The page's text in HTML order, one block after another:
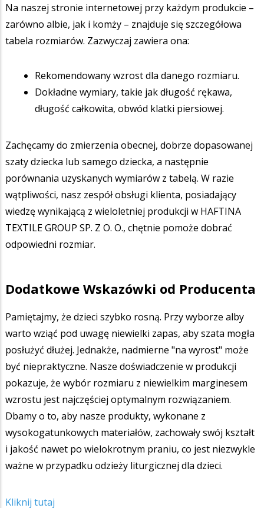
Na naszej stronie internetowej przy każdym produkcie –
zarówno albie, jak i komży – znajduje się szczegółowa
tabela rozmiarów. Zazwyczaj zawiera ona:
Rekomendowany wzrost dla danego rozmiaru.
Dokładne wymiary, takie jak długość rękawa,
długość całkowita, obwód klatki piersiowej.
Zachęcamy do zmierzenia obecnej, dobrze dopasowanej
szaty dziecka lub samego dziecka, a następnie
porównania uzyskanych wymiarów z tabelą. W razie
wątpliwości, nasz zespół obsługi klienta, posiadający
wiedzę wynikającą z wieloletniej produkcji w HAFTINA
TEXTILE GROUP SP. Z O. O., chętnie pomoże dobrać
odpowiedni rozmiar.
Dodatkowe Wskazówki od Producenta
Pamiętajmy, że dzieci szybko rosną. Przy wyborze alby
warto wziąć pod uwagę niewielki zapas, aby szata mogła
posłużyć dłużej. Jednakże, nadmierne "na wyrost" może
być niepraktyczne. Nasze doświadczenie w produkcji
pokazuje, że wybór rozmiaru z niewielkim marginesem
wzrostu jest najczęściej optymalnym rozwiązaniem.
Dbamy o to, aby nasze produkty, wykonane z
wysokogatunkowych materiałów, zachowały swój kształt
i jakość nawet po wielokrotnym praniu, co jest niezwykle
ważne w przypadku odzieży liturgicznej dla dzieci.
Kliknij tutaj